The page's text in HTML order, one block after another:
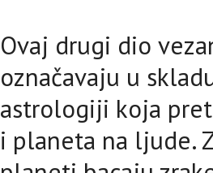
Ovaj drugi dio
označavaju u
astrologiji koja
i planeta na ljude.